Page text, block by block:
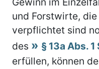
und Forstwirte,
verpflichtet sind
des
§ 13a Abs. 1
erfüllen, können